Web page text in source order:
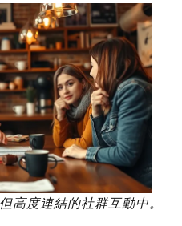
高度連結的社群互動中。